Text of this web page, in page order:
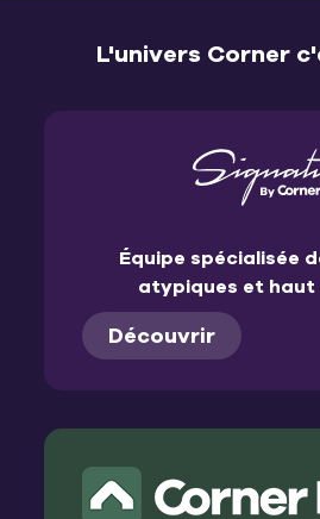
L'univers Corner
Équipe spécialisée
atypiques et haut
Découvrir